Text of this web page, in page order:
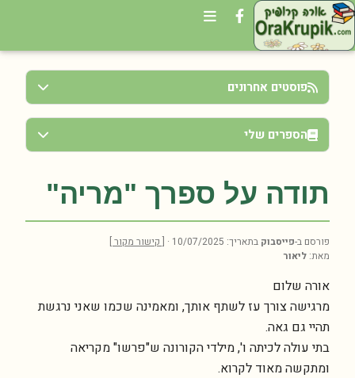
פוסטים אחרונים
הספרים שלי
תודה על ספרך "מריה"
פורסם ב-פייסבוק בתאריך: 10/07/2025 ·
[ קישור מקור ]
מאת: ליאור
אורה שלום
מרגישה צורך עז לשתף אותך, ומאמינה שכמו שאני נרגשת
תהיי גם גאה.
בתי עולה לכיתה ו', מילדי הקורונה ש"פרשו" מקריאה
ומתקשה מאוד לקרוא.